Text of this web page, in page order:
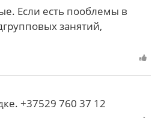
Если есть пооблемы в
занятий,
+37529 760 37 12